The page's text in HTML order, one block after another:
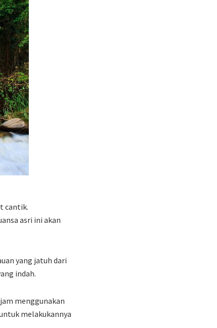
cantik.
asri ini akan
yang jatuh dari
indah.
menggunakan
melakukannya